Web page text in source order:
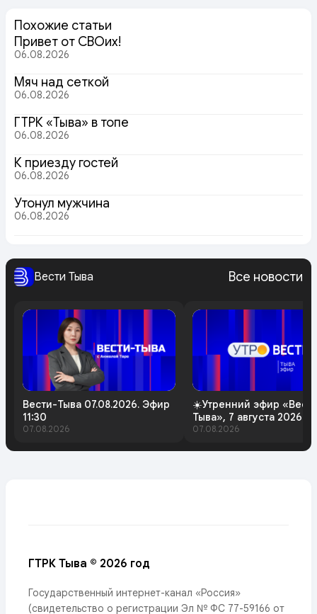
Похожие статьи
Привет от СВОих!
06.08.2026
Мяч над сеткой
06.08.2026
ГТРК «Тыва» в топе
06.08.2026
К приезду гостей
06.08.2026
Утонул мужчина
06.08.2026
Вести Тыва Все новости
Вести-Тыва 07.08.2026. Эфир
11:30
07.08.2026
☀️Утренний эфир
Тыва», 7 августа 2026
07.08.2026
ГТРК Тыва © 2026 год
Государственный интернет-канал «Россия»
(свидетельство о регистрации Эл № ФС 77-59166 от